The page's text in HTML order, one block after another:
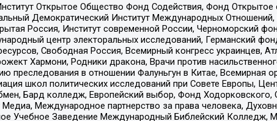
Открытое Общество Фонд Содействия, Фонд
Демократический Институт Международных Отношений,
Россия, Институт современной России, Черноморский
центр электоральных исследований, Германский
Свободная Россия, Всемирный конгресс украинцев,
Хармони, Родники дракона, Врачи против
преследования в отношении Фалуньгун в Китае, Всемирная
школ политических исследований при Совете Европы,
Бард колледж, Европейский выбор, Фонд
Международное партнерство за права человека,
Учебное Заведение Международный Библейский Колледж,